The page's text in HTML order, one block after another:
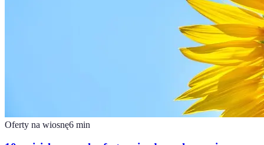
Oferty na wiosnę6 min